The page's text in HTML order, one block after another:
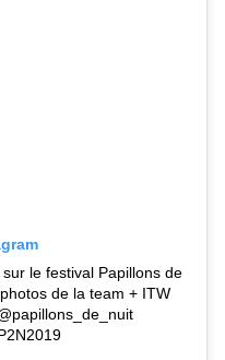
le festival Papillons de
de la team + ITW